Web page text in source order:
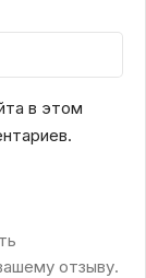
в этом
отзыву.